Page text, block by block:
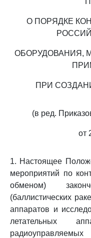
О ПОРЯДКЕ
ОБОРУДОВАНИЯ,
ПРИ
(в ред.
от
1. Настоящее
мероприятий по
обменом)
(баллистических
аппаратов и
летательных